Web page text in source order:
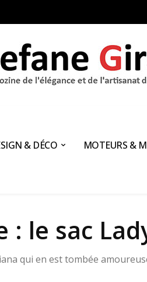
& DÉCO MOTEURS &
: le sac
qui en est tombée